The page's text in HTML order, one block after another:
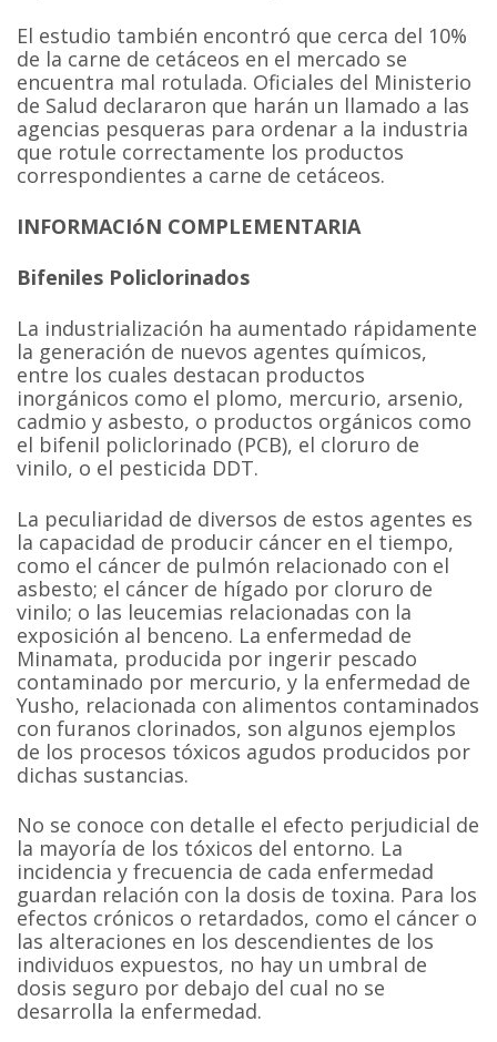
El estudio también encontró que cerca del 10%
de la carne de cetáceos en el mercado se
encuentra mal rotulada. Oficiales del Ministerio
de Salud declararon que harán un llamado a las
agencias pesqueras para ordenar a la industria
que rotule correctamente los productos
correspondientes a carne de cetáceos.
INFORMACIóN COMPLEMENTARIA
Bifeniles Policlorinados
La industrialización ha aumentado rápidamente
la generación de nuevos agentes químicos,
entre los cuales destacan productos
inorgánicos como el plomo, mercurio, arsenio,
cadmio y asbesto, o productos orgánicos como
el bifenil policlorinado (PCB), el cloruro de
vinilo, o el pesticida DDT.
La peculiaridad de diversos de estos agentes es
la capacidad de producir cáncer en el tiempo,
como el cáncer de pulmón relacionado con el
asbesto; el cáncer de hígado por cloruro de
vinilo; o las leucemias relacionadas con la
exposición al benceno. La enfermedad de
Minamata, producida por ingerir pescado
contaminado por mercurio, y la enfermedad de
Yusho, relacionada con alimentos contaminados
con furanos clorinados, son algunos ejemplos
de los procesos tóxicos agudos producidos por
dichas sustancias.
No se conoce con detalle el efecto perjudicial de
la mayoría de los tóxicos del entorno. La
incidencia y frecuencia de cada enfermedad
guardan relación con la dosis de toxina. Para los
efectos crónicos o retardados, como el cáncer o
las alteraciones en los descendientes de los
individuos expuestos, no hay un umbral de
dosis seguro por debajo del cual no se
desarrolla la enfermedad.